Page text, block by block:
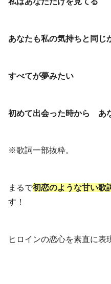
あなたも私の気持ちと同じ
すべてが夢みたい
初めて出会った時から あ
※歌詞一部抜粋。
まるで初恋のような甘い歌
す！
ヒロインの恋心を素直に表